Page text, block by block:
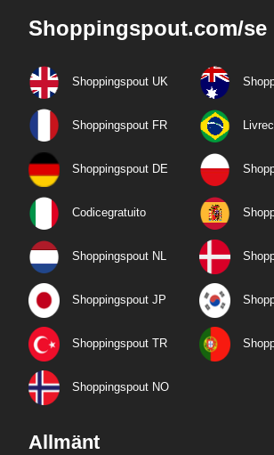
Shoppingspout.com/se
Shoppingspout UK
Shoppingspout FR
Shoppingspout DE
Codicegratuito
Shoppingspout NL
Shoppingspout JP
Shoppingspout TR
Shoppingspout NO
Allmänt